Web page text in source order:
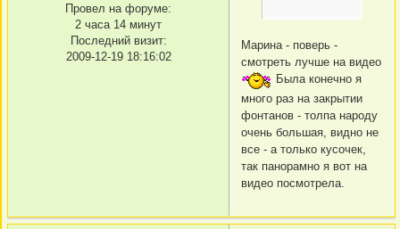
Провел на форуме:
2 часа 14 минут
Последний визит:
2009-12-19 18:16:02
Марина - поверь -
смотреть лучше на видео
Была конечно я
много раз на закрытии
фонтанов - толпа народу
очень большая, видно не
все - а только кусочек,
так панорамно я вот на
видео посмотрела.